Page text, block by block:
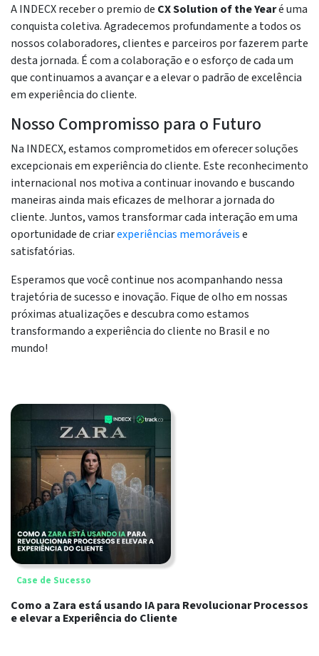
A INDECX receber o premio de CX Solution of the Yearé uma
conquista coletiva. Agradecemos profundamente a todos os
nossos colaboradores, clientes e parceiros por fazerem parte
desta jornada. É com a colaboração e o esforço de cada um
que continuamos a avançar e a elevar o padrão de excelência
em experiência do cliente.
Nosso Compromisso para o Futuro
Na INDECX, estamos comprometidos em oferecer soluções
excepcionais em experiência do cliente. Este reconhecimento
internacional nos motiva a continuar inovando e buscando
maneiras ainda mais eficazes de melhorar a jornada do
cliente. Juntos, vamos transformar cada interação em uma
oportunidade de criarexperiências memoráveise
satisfatórias.
Esperamos que você continue nos acompanhando nessa
trajetória de sucesso e inovação. Fique de olho em nossas
próximas atualizações e descubra como estamos
transformando a experiência do cliente no Brasil e no
mundo!
Case de Sucesso
Como a Zara está usando IA para Revolucionar Processos
e elevar a Experiência do Cliente